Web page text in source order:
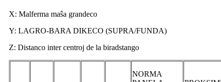
X: Malferma maŝa grandeco
Y: LAGRO-BARA DIKECO (SUPRA/FUNDA)
Z: Distanco inter centroj de la biradstango
NORMA